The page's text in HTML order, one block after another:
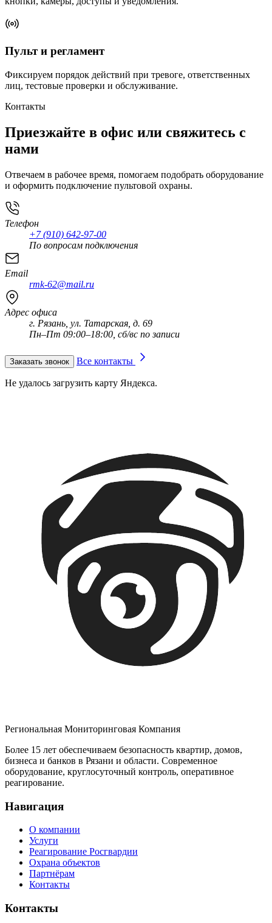
Пульт и регламент
Фиксируем порядок действий при тревоге, ответственных
лиц, тестовые проверки и обслуживание.
Контакты
Приезжайте в офис или свяжитесь с
нами
Отвечаем в рабочее время, помогаем подобрать оборудование
и оформить подключение пультовой охраны.
Телефон
+7 (910) 642-97-00
По вопросам подключения
Email
rmk-62@mail.ru
Адрес офиса
г. Рязань, ул. Татарская, д. 69
Пн–Пт 09:00–18:00 , сб/вс по записи
Заказать звонок Все контакты
Не удалось загрузить карту Яндекса.
Региональная Мониторинговая Компания
Более 15 лет обеспечиваем безопасность квартир, домов,
бизнеса и банков в Рязани и области. Современное
оборудование, круглосуточный контроль, оперативное
реагирование.
Навигация
О компании
Услуги
Реагирование Росгвардии
Охрана объектов
Партнёрам
Контакты
Контакты